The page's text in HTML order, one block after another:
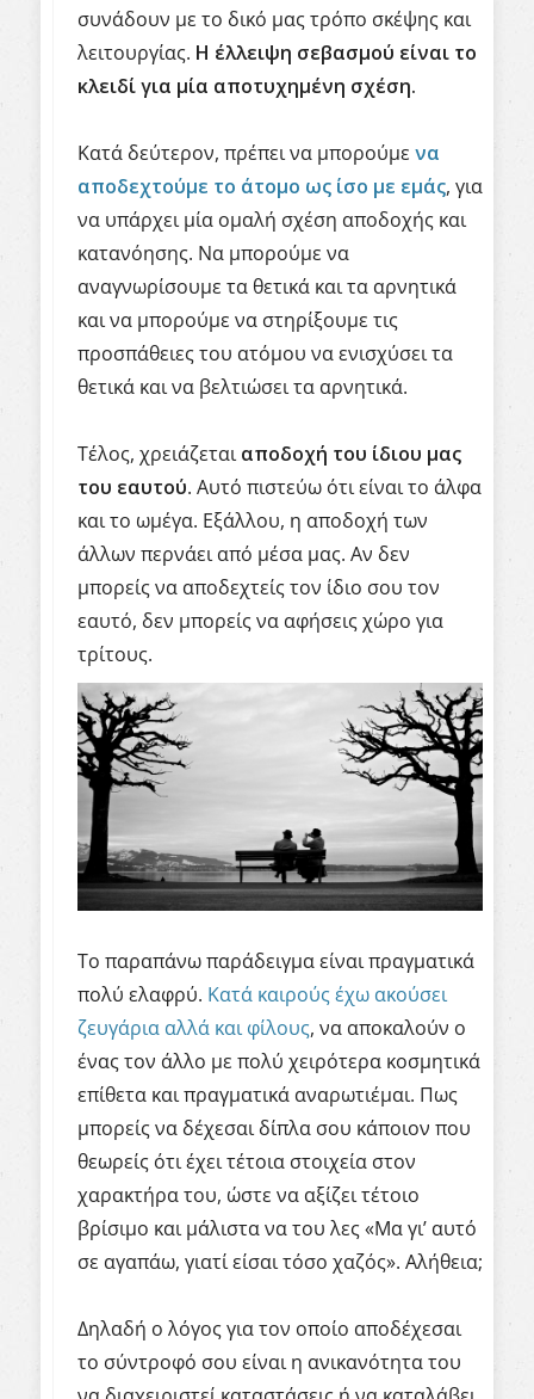
συνάδουν με το δικό μας τρόπο σκέψης και
λειτουργίας. Η έλλειψη σεβασμού είναι το
κλειδί για μία αποτυχημένη σχέση.
Κατά δεύτερον, πρέπει να μπορούμε να
αποδεχτούμε το άτομο ως ίσο με εμάς, για
να υπάρχει μία ομαλή σχέση αποδοχής και
κατανόησης. Να μπορούμε να
αναγνωρίσουμε τα θετικά και τα αρνητικά
και να μπορούμε να στηρίξουμε τις
προσπάθειες του ατόμου να ενισχύσει τα
θετικά και να βελτιώσει τα αρνητικά.
Τέλος, χρειάζεταιαποδοχή του ίδιου μας
του εαυτού. Αυτό πιστεύω ότι είναι το άλφα
και το ωμέγα. Εξάλλου, η αποδοχή των
άλλων περνάει από μέσα μας. Αν δεν
μπορείς να αποδεχτείς τον ίδιο σου τον
εαυτό, δεν μπορείς να αφήσεις χώρο για
τρίτους.
Το παραπάνω παράδειγμα είναι πραγματικά
πολύ ελαφρύ. Κατά καιρούς έχω ακούσει
ζευγάρια αλλά και φίλους, να αποκαλούν ο
ένας τον άλλο με πολύ χειρότερα κοσμητικά
επίθετα και πραγματικά αναρωτιέμαι. Πως
μπορείς να δέχεσαι δίπλα σου κάποιον που
θεωρείς ότι έχει τέτοια στοιχεία στον
χαρακτήρα του, ώστε να αξίζει τέτοιο
βρίσιμο και μάλιστα να του λες «Μα γι’ αυτό
σε αγαπάω, γιατί είσαι τόσο χαζός». Αλήθεια;
Δηλαδή ο λόγος για τον οποίο αποδέχεσαι
το σύντροφό σου είναι η ανικανότητα του